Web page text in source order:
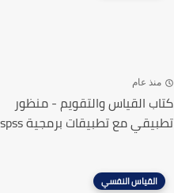
منذ عام
كتاب القياس والتقويم - منظور
تطبيقي مع تطبيقات برمجية spss
القياس النفسي